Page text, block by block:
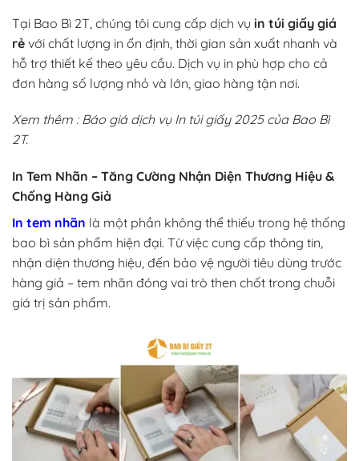
Tại Bao Bì 2T, chúng tôi cung cấp dịch vụ in túi giấy giá
rẻ với chất lượng in ổn định, thời gian sản xuất nhanh và
hỗ trợ thiết kế theo yêu cầu. Dịch vụ in phù hợp cho cả
đơn hàng số lượng nhỏ và lớn, giao hàng tận nơi.
Xem thêm : Báo giá dịch vụ In túi giấy 2025 củaBao Bì
2T.
In Tem Nhãn – Tăng Cường Nhận Diện Thương Hiệu &
Chống Hàng Giả
In tem nhãn là một phần không thể thiếu trong hệ thống
bao bì sản phẩm hiện đại. Từ việc cung cấp thông tin,
nhận diện thương hiệu, đến bảo vệ người tiêu dùng trước
hàng giả – tem nhãn đóng vai trò then chốt trong chuỗi
giá trị sản phẩm.